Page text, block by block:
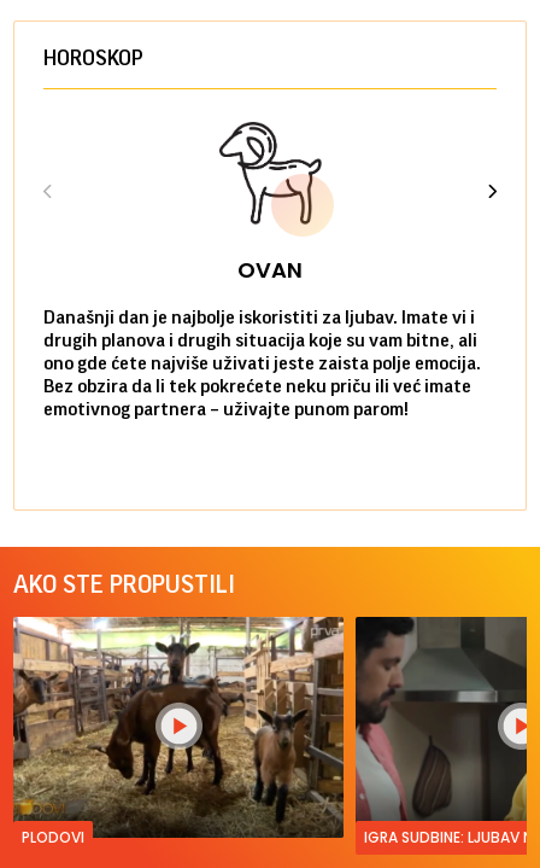
HOROSKOP
OVAN
Današnji dan je najbolje iskoristiti za ljubav. Imate vi i
drugih planova i drugih situacija koje su vam bitne, ali
ono gde ćete najviše uživati jeste zaista polje emocija.
Bez obzira da li tek pokrećete neku priču ili već imate
emotivnog partnera – uživajte punom parom!
AKO STE PROPUSTILI
PLODOVI IGRA SUDBINE: LJUBAV